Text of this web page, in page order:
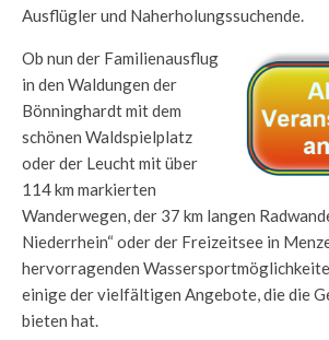
Ausflügler und Naherholungssuchende.
Ob nun der Familienausflug
in den Waldungen der
Bönninghardt mit dem
schönen Waldspielplatz
oder der Leucht mit über
114 km markierten
Wanderwegen, der 37 km langen
Niederrhein“ oder der Freizeitsee in
hervorragenden
einige der vielfältigen Angebote, die die
bieten hat.